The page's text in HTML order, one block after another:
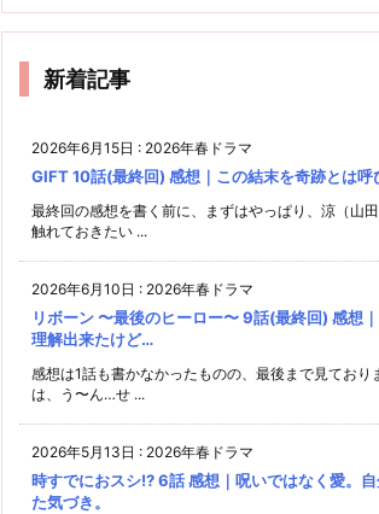
新着記事
2026年6月15日 : 2026年春ドラマ
GIFT 10話(最終回) 感想｜この結末を奇跡とは呼
最終回の感想を書く前に、まずはやっぱり、涼（山
触れておきたい ...
2026年6月10日 : 2026年春ドラマ
リボーン 〜最後のヒーロー〜 9話(最終回) 感想
理解出来たけど…
感想は1話も書かなかったものの、最後まで見ており
は、う〜ん…せ ...
2026年5月13日 : 2026年春ドラマ
時すでにおスシ!? 6話 感想｜呪いではなく愛。
た気づき。